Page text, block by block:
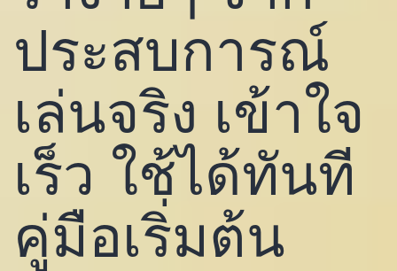
ประสบการณ์
เล่นจริง เข้าใจ
เร็ว ใช้ได้ทันที
คู่มือเริ่มต้น